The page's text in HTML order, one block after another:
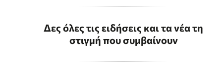
Δες όλες τις ειδήσεις και τα νέα τη
στιγμή που συμβαίνουν